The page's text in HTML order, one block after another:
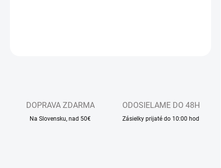
DOPRAVA ZDARMA
Na Slovensku, nad 50€
ODOSIELAME DO 48H
Zásielky prijaté do 10:00 hod